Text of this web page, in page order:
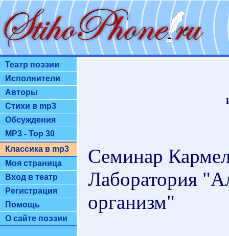
Театр поэзии
Исполнители
Авторы
Стихи в mp3
Обсуждения
MP3 - Top 30
Классика в mp3
Моя страница
Вход в театр
Регистрация
Помощь
О сайте поэзии
Семинар
Лаборатория
организм"